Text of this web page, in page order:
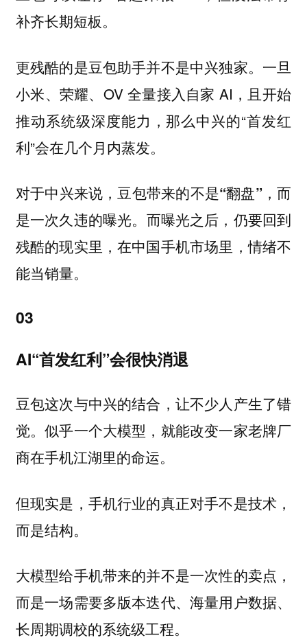
补齐长期短板。
更残酷的是豆包助手并不是中兴独家。一旦
小米、荣耀、OV 全量接入自家 AI，且开始
推动系统级深度能力，那么中兴的“首发红
利”会在几个月内蒸发。
对于中兴来说，豆包带来的不是“翻盘”，而
是一次久违的曝光。 而曝光之后，仍要回到
残酷的现实里，在中国手机市场里，情绪不
能当销量。
03
AI“首发红利”会很快消退
豆包这次与中兴的结合，让不少人产生了错
觉。似乎一个大模型，就能改变一家老牌厂
商在手机江湖里的命运。
但现实是，手机行业的真正对手不是技术，
而是结构。
大模型给手机带来的并不是一次性的卖点，
而是一场需要多版本迭代、海量用户数据、
长周期调校的系统级工程。